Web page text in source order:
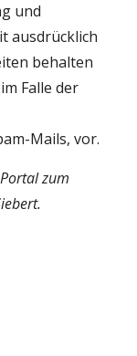
und
ausdrücklich
behalten
Falle der
Mails, vor.
zum